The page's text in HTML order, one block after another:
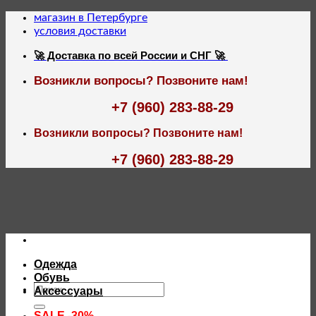
Skip
магазин в Петербурге
условия доставки
🚀 Доставка по всей России и СНГ 🚀
Возникли вопросы? Позвоните нам!
+7 (960) 283-88-29
Возникли вопросы? Позвоните нам!
+7 (960) 283-88-29
Искать:
Одежда
Обувь
Аксессуары